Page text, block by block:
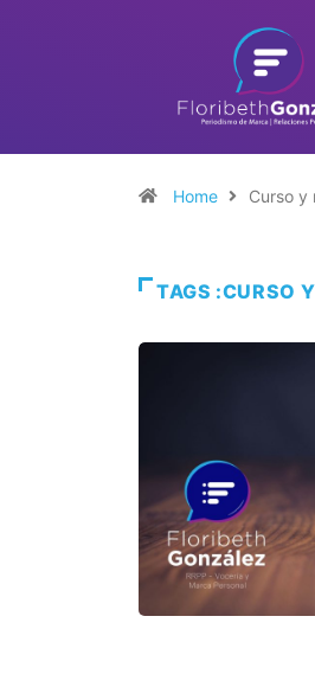
Home Curso y
TAGS :CURSO